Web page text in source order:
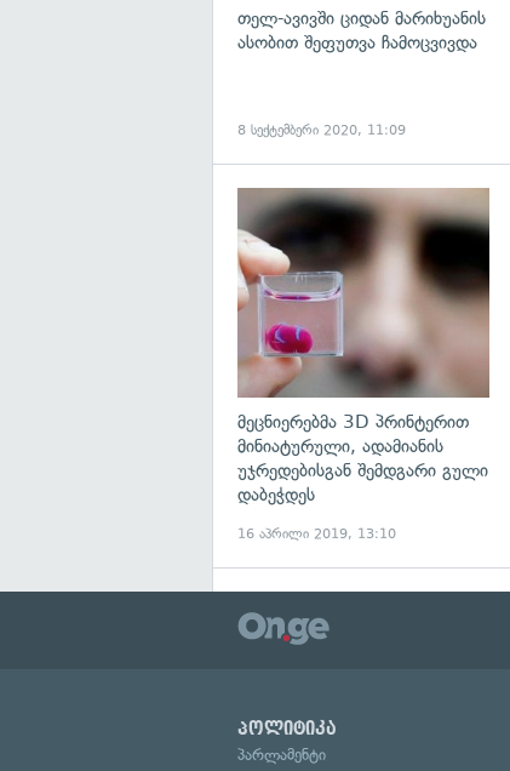
თელ-ავივში ციდან მარიხუანის
ასობით შეფუთვა ჩამოცვივდა
8 სექტემბერი 2020, 11:09
მეცნიერებმა 3D პრინტერით
მინიატურული, ადამიანის
უჯრედებისგან შემდგარი გული
დაბეჭდეს
16 აპრილი 2019, 13:10
პოლიტიკა
პარლამენტი